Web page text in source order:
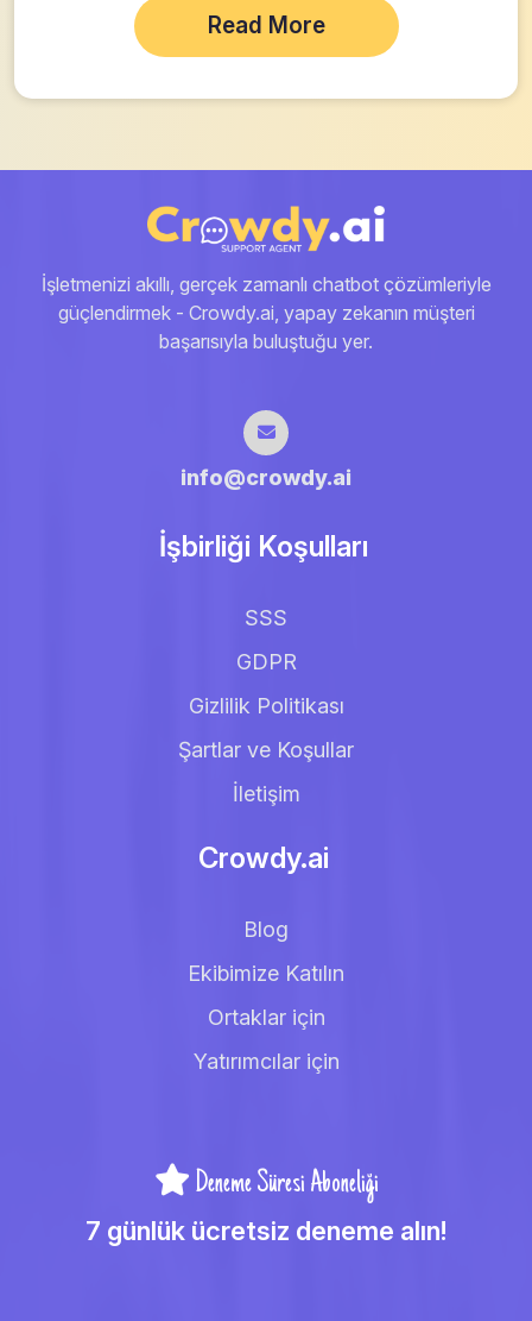
Read More
İşletmenizi akıllı, gerçek zamanlı chatbot çözümleriyle
güçlendirmek - Crowdy.ai, yapay zekanın müşteri
başarısıyla buluştuğu yer.
info@crowdy.ai
İşbirliği Koşulları
SSS
GDPR
Gizlilik Politikası
Şartlar ve Koşullar
İletişim
Crowdy.ai
Blog
Ekibimize Katılın
Ortaklar için
Yatırımcılar için
Deneme Süresi Aboneliği
7 günlük ücretsiz deneme alın!